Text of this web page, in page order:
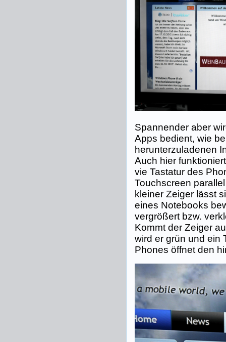
Spannender aber
Apps bedient, wie
herunterzuladenen
Auch hier
vie Tastatur des
Touchscreen
kleiner Zeiger lässt
eines Notebooks
vergrößert bzw.
Kommt der Zeiger
wird er grün und ein
Phones öffnet den